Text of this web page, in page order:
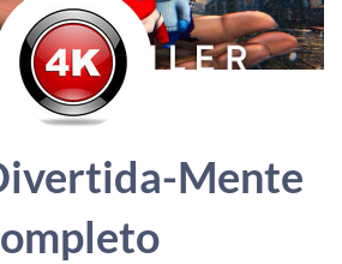
Mente